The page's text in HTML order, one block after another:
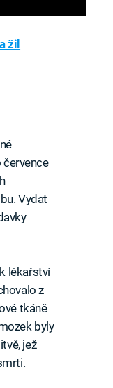
žil
července
Vydat
lékařství
z
tkáně
byly
jež